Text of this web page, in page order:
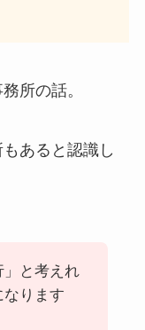
所の話。
あると認識し
」と考えれ
ります